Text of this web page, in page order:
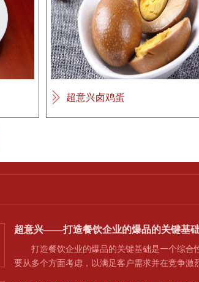
超意兴卤鸡蛋
超意兴——打造餐饮企业的爆品的关键基
打造餐饮企业的爆品的关键基础是一个综合
要从多个方面考虑，以满足客户需求并在竞争